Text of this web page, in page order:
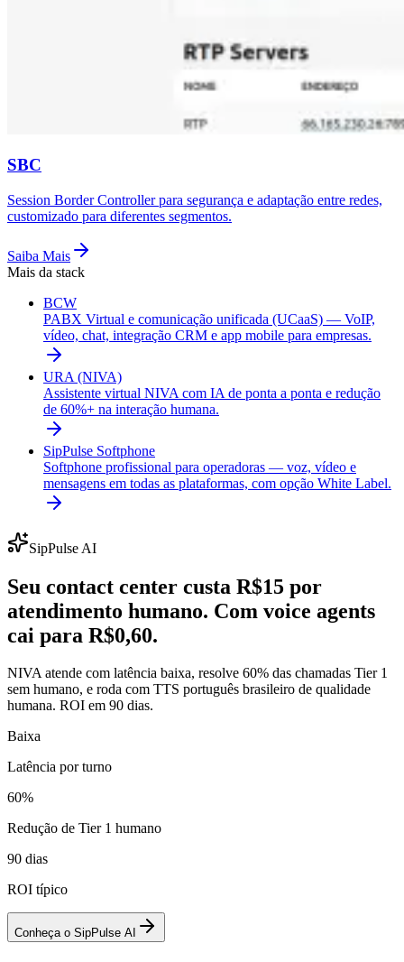
SBC
Session Border Controller para segurança e adaptação entre redes,
customizado para diferentes segmentos.
Saiba Mais
Mais da stack
BCW
PABX Virtual e comunicação unificada (UCaaS) — VoIP,
vídeo, chat, integração CRM e app mobile para empresas.
URA (NIVA)
Assistente virtual NIVA com IA de ponta a ponta e redução
de 60%+ na interação humana.
SipPulse Softphone
Softphone profissional para operadoras — voz, vídeo e
mensagens em todas as plataformas, com opção White Label.
SipPulse AI
Seu contact center custa R$15 por
atendimento humano. Com voice agents
cai para R$0,60.
NIVA atende com latência baixa, resolve 60% das chamadas Tier 1
sem humano, e roda com TTS português brasileiro de qualidade
humana. ROI em 90 dias.
Baixa
Latência por turno
60%
Redução de Tier 1 humano
90 dias
ROI típico
Conheça o SipPulse AI